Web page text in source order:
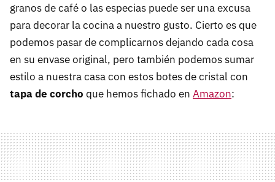
granos de café o las especias puede ser una excusa
para decorar la cocina a nuestro gusto. Cierto es que
podemos pasar de complicarnos dejando cada cosa
en su envase original, pero también podemos sumar
estilo a nuestra casa con estos botes de cristal con
tapa de corcho que hemos fichado en Amazon: